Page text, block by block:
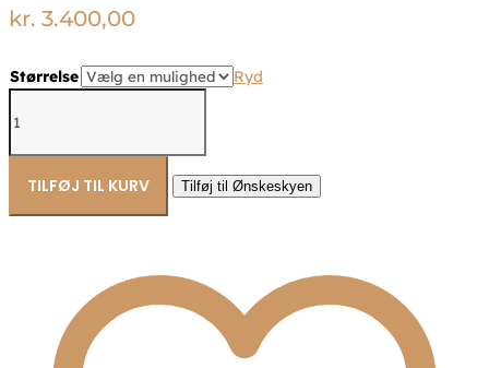
kr. 3.400,00
Størrelse
Ryd
guldring
perle
6491/08
antal
TILFØJ TIL KURV Tilføj til Ønskeskyen